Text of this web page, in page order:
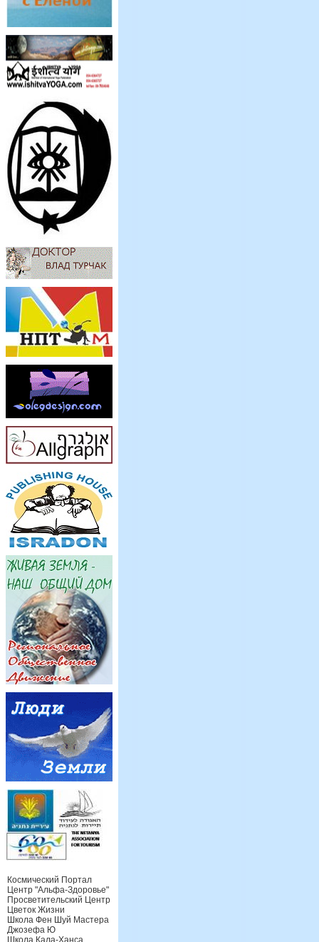
Космический Портал
Центр "Альфа-Здоровье"
Просветительский Центр
Цветок Жизни
Школа Фен Шуй Мастера
Джозефа Ю
Школа Кала-Ханса